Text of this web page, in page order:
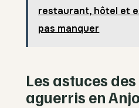
restaurant, hôtel et
pas manquer
Les astuces
aguerris en